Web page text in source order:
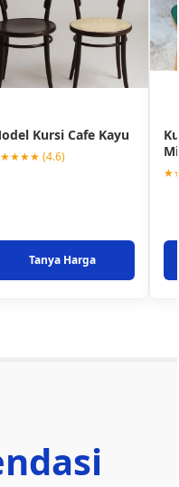
Kursi Cafe Kayu
(4.6)
Tanya Harga